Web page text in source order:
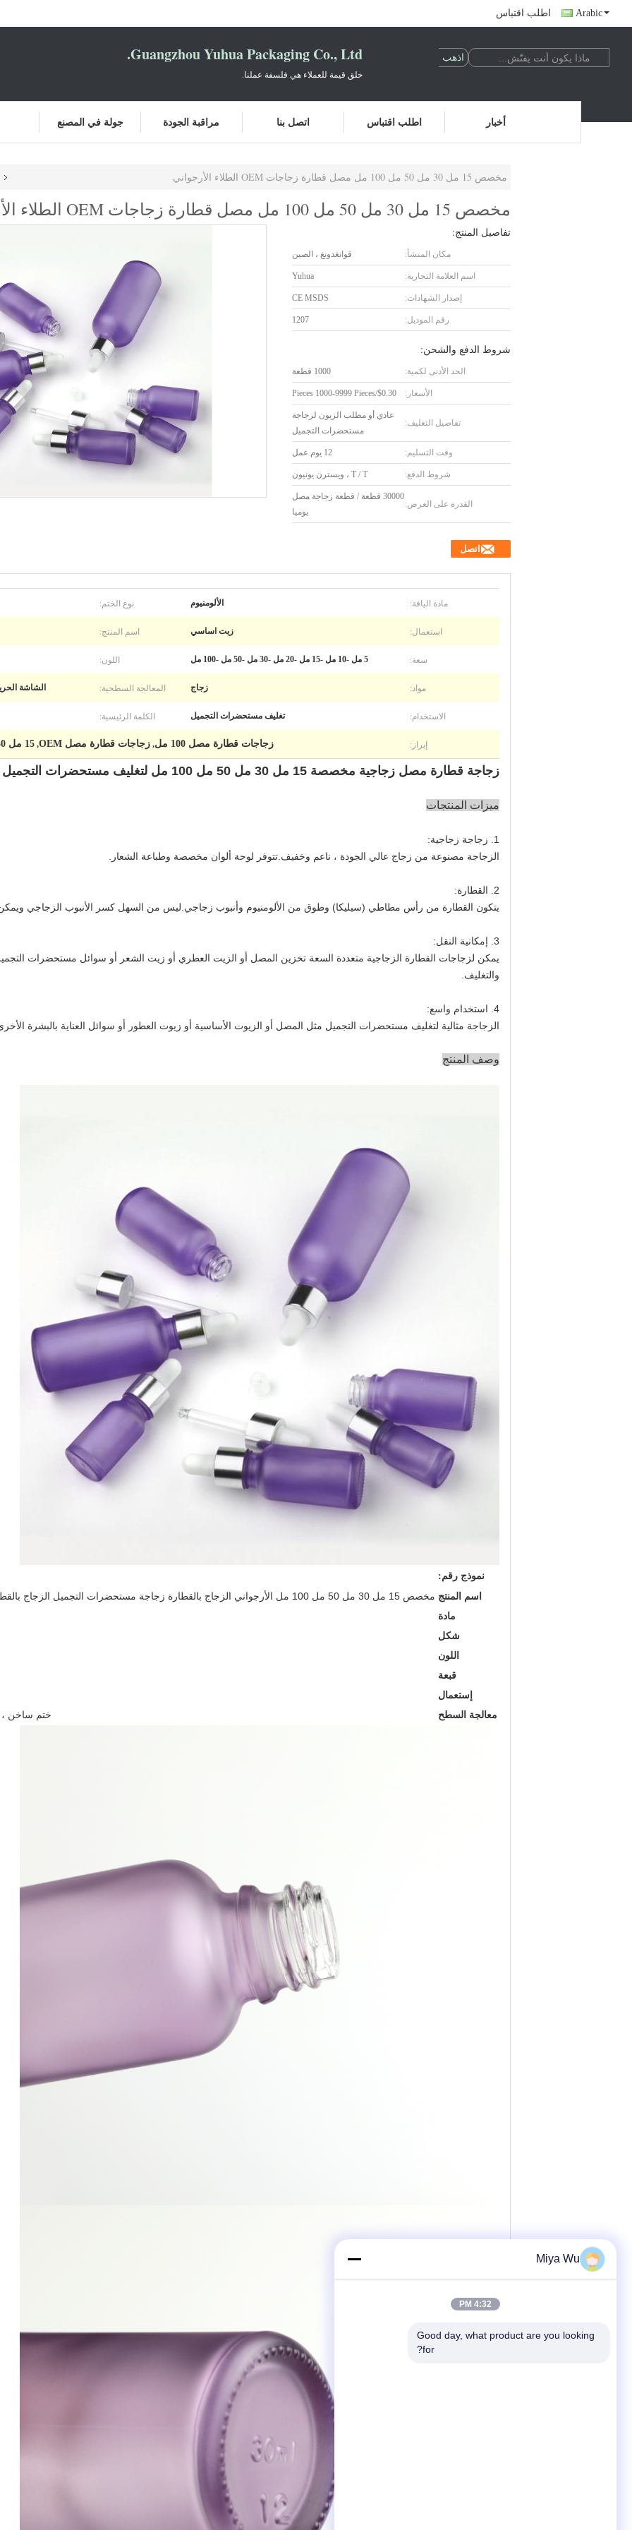
اطلب اقتباس Arabic
Guangzhou Yuhua Packaging Co., Ltd.
خلق قيمة للعملاء هي فلسفة عملنا.
جولة في المصنع مراقبة الجودة اتصل بنا اطلب اقتباس أخبار
مخصص 15 مل 30 مل 50 مل 100 مل مصل قطارة زجاجات OEM الطلاء الأرجواني
مخصص 15 مل 30 مل 50 مل 100 مل مصل قطارة زجاجات OEM الطلاء الأرجواني
تفاصيل المنتج:
مكان المنشأ: قوانغدونغ ، الصين
اسم العلامة التجارية: Yuhua
إصدار الشهادات: CE MSDS
رقم الموديل: 1207
شروط الدفع والشحن:
الحد الأدنى لكمية: 1000 قطعة
الأسعار: $0.30/Pieces 1000-9999 Pieces
تفاصيل التغليف:
عادي أو مطلب الزبون لزجاجة
مستحضرات التجميل
وقت التسليم: 12 يوم عمل
شروط الدفع: T / T ، ويسترن يونيون
القدرة على العرض:
30000 قطعة / قطعة زجاجة مصل
يوميا
اتصل
مادة الياقة: الألومنيوم نوع الختم:
استعمال: زيت اساسي اسم المنتج:
سعة: 5 مل -10 مل -15 مل -20 مل -30 مل -50 مل -100 مل اللون:
مواد: زجاج المعالجة السطحية: الشاشة
الاستخدام: تغليف مستحضرات التجميل الكلمة الرئيسية:
إبراز: زجاجات قطارة مصل 100 مل , زجاجات قطارة مصل OEM , 15 مل 30 مل 50 مل زجاجات قطارة زجاجية مخصصة
زجاجة قطارة مصل زجاجية مخصصة 15 مل 30 مل 50 مل 100 مل لتغليف مستحضرات التجميل
ميزات المنتجات
1. زجاجة زجاجية:
الزجاجة مصنوعة من زجاج عالي الجودة ، ناعم وخفيف.تتوفر لوحة ألوان مخصصة وطباعة الشعار.
2. القطارة:
يتكون القطارة من رأس مطاطي (سيليكا) وطوق من الألومنيوم وأنبوب زجاجي.ليس من السهل كسر الأنبوب الزجاجي
3. إمكانية النقل:
يمكن لزجاجات القطارة الزجاجية متعددة السعة تخزين المصل أو الزيت العطري أو زيت الشعر أو سوائل مستحضرات التجميل
والتغليف.
4. استخدام واسع:
الزجاجة مثالية لتغليف مستحضرات التجميل مثل المصل أو الزيوت الأساسية أو زيوت العطور أو سوائل العناية بالبشرة
وصف المنتج
نموذج رقم:
اسم المنتج مخصص 15 مل 30 مل 50 مل 100 مل الأرجواني الزجاج بالقطارة زجاجة مستحضرات التجميل الزجاج بالقطارة زجاجة لتغليف مستحضرات التجميل
مادة
شكل
اللون
قبعة
إستعمال
معالجة السطح
ختم ساخن ،
Miya Wu
4:32 PM
Good day, what product are you looking
for?